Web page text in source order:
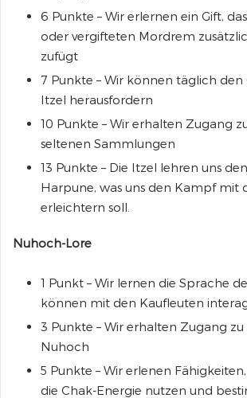
6 Punkte – Wir erlernen ein Gift,
oder vergifteten Mordrem
zufügt
7 Punkte – Wir können täglich
Itzel herausfordern
10 Punkte – Wir erhalten Zugang
seltenen Sammlungen
13 Punkte – Die Itzel lehren uns
Harpune, was uns den Kampf mit
erleichtern soll.
Nuhoch-Lore
1 Punkt – Wir lernen die Sprache
können mit den Kaufleuten
3 Punkte – Wir erhalten Zugang zu
Nuhoch
5 Punkte – Wir erlenen
die Chak-Energie nutzen und